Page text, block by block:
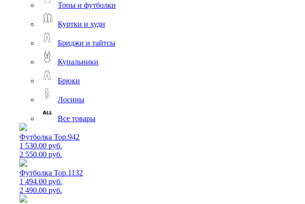
Топы и футболки
Куртки и худи
Бриджи и тайтсы
Купальники
Брюки
Лосины
Все товары
Футболка Top.942
1 530.00 руб.
2 550.00 руб.
Футболка Top.1132
1 494.00 руб.
2 490.00 руб.